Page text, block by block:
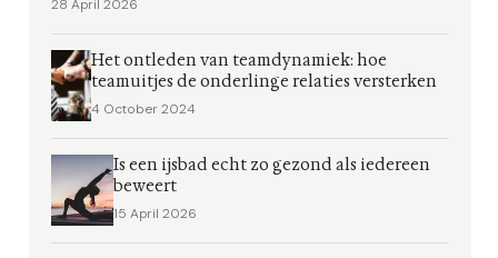
28 April 2026
Het ontleden van teamdynamiek: hoe
teamuitjes de onderlinge relaties versterken
4 October 2024
Is een ijsbad echt zo gezond als iedereen
beweert
15 April 2026